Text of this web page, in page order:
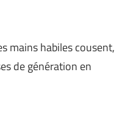
mains habiles cousent,
de génération en